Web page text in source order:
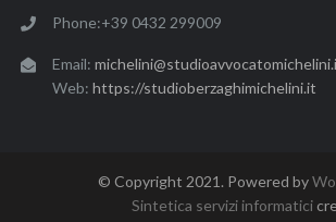
Phone:+39 0432 299009
Email:
Web: https://studioberzaghimichelini.it
© Copyright 2021. Powered by
Sintetica servizi informatici